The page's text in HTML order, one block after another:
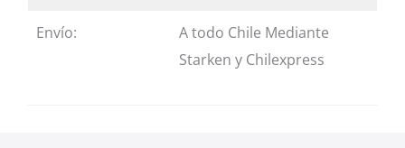
Envío:
A todo Chile Mediante
Starken y Chilexpress